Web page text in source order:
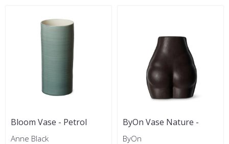
Bloom Vase - Petrol
Anne Black
ByOn Vase Nature -
Brun
ByOn